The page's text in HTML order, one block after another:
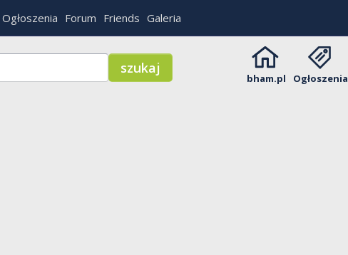
Ogłoszenia Forum Friends Galeria
bham.pl Ogłoszenia